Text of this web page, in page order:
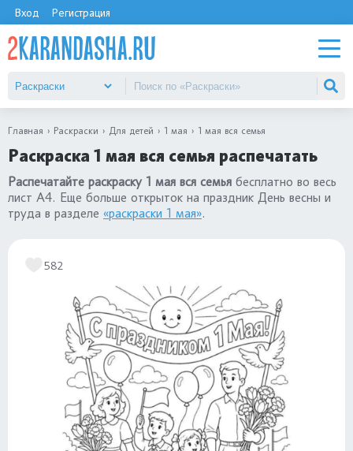
Вход Регистрация
Главная Раскраски Для детей 1 мая 1 мая вся семья
Раскраска 1 мая вся семья распечатать
Распечатайте раскраску 1 мая вся семья бесплатно во весь
лист А4. Еще больше открыток на праздник День весны и
труда в разделе «раскраски 1 мая».
582